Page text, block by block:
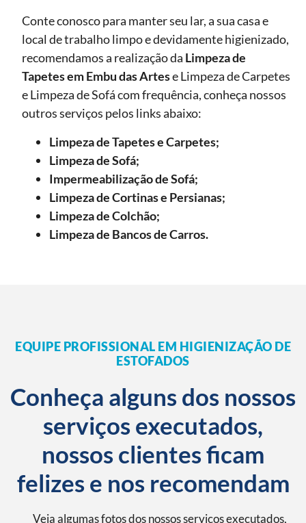
Conte conosco para manter seu lar, a sua casa e
local de trabalho limpo e devidamente higienizado,
recomendamos a realização da Limpeza de
Tapetesem Embu das Artese Limpeza de Carpetes
e Limpeza de Sofá com frequência, conheça nossos
outros serviços pelos links abaixo:
Limpeza de Tapetes e Carpetes;
Limpeza de Sofá;
Impermeabilização de Sofá;
Limpeza de Cortinas e Persianas;
Limpeza de Colchão;
Limpeza de Bancos de Carros.
EQUIPE PROFISSIONAL EM HIGIENIZAÇÃO DE
ESTOFADOS
Conheça alguns dos nossos
serviços executados,
nossos clientes ficam
felizes e nos recomendam
Veja algumas fotos dos nossos serviços executados,